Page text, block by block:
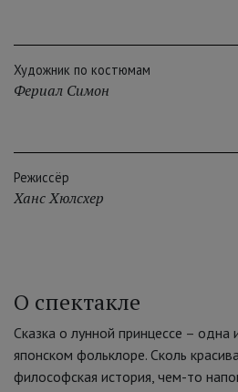
Художник по костюмам
Фериал Симон
Режиссёр
Ханс Хюлсхер
О спектакле
Сказка о лунной принцессе – одна
японском фольклоре. Сколь
философская история, чем-то